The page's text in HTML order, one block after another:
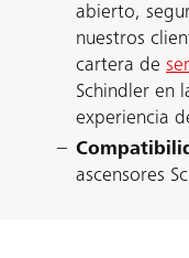
abierto,
nuestros
cartera de
Schindler en
experiencia
ascensores